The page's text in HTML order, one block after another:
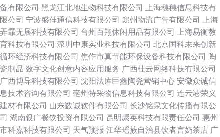
备有限公司 黑龙江北地生物科技有限公司
上海穗穗信息科技有
限公司 宁波盛佳通信科技有限公司 郑州物流广告有限公司
上海
弄霏无展科技有限公司 台州百翔休闲用品有限公司
上海易衡教
育科技有限公司 深圳中康实业科技有限公司 北京国科未来创新
循环经济科技有限公司 焦作市真节能环保设备科技有限公司 陶
瓷制品 数字文化创意内容应用服务 广西桂云网络科技有限公司
广西博导科技有限公司 沈阳法库巨鑫陶瓷营销中心 安徽众诚信
息技术咨询有限公司 亳州特采物信息科技有限公司 连云港荣义
建材有限公司 山东数诚软件有限公司 长沙铭泉文化传播有限公
司 湖南银广餐饮投资有限公司 昆明聚英科技有限责任公司 惠州
市科嘉科技有限公司 天气预报 江华瑶族自治县饮者言奶茶店 广